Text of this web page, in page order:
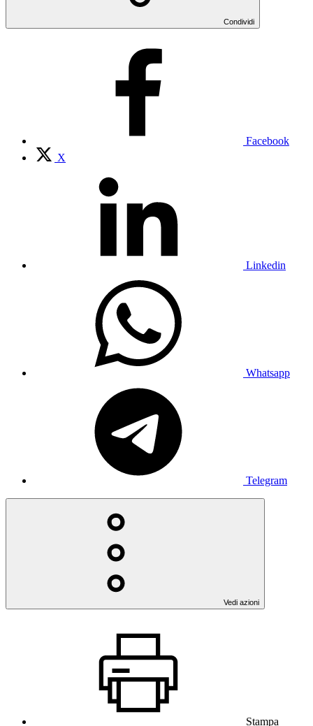
Condividi
Facebook
X
Linkedin
Whatsapp
Telegram
Vedi azioni
Stampa